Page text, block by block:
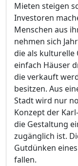
Mieten steigen
Investoren
Menschen aus
nehmen sich
die als kulturelle
einfach Häuser
die verkauft
besitzen. Aus
Stadt wird nur
Konzept der
die Gestaltung
zugänglich ist.
Gutdünken
fallen.